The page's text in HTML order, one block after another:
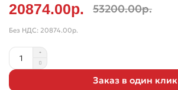
20874.00р. 53200.00р.
Без НДС: 20874.00р.
Заказ в один клик